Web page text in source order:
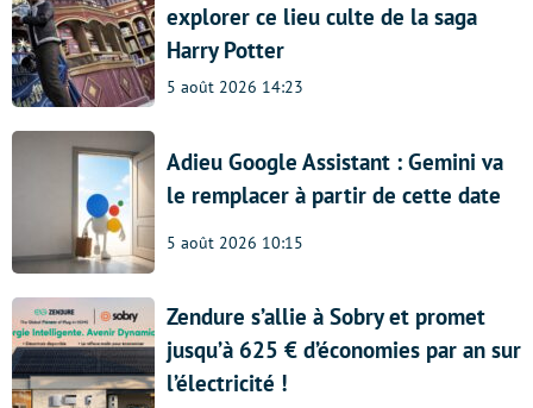
explorer ce lieu culte de la saga
Harry Potter
5 août 2026 14:23
Adieu Google Assistant : Gemini va
le remplacer à partir de cette date
5 août 2026 10:15
Zendure s’allie à Sobry et promet
jusqu’à 625 € d’économies par an sur
l’électricité !